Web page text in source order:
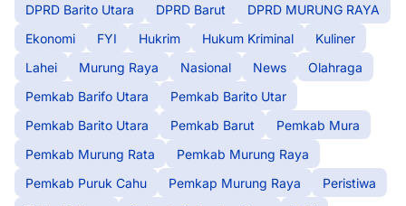
DPRD Barito Utara
DPRD Barut
DPRD MURUNG RAYA
Ekonomi
FYI Hukrim Hukum Kriminal
Kuliner
Lahei
Murung Raya Nasional News
Olahraga
Pemkab Barifo Utara
Pemkab Barito Utar
Pemkab Barito Utara
Pemkab Barut
Pemkab Mura
Pemkab Murung Rata
Pemkab Murung Raya
Pemkab Puruk Cahu
Pemkap Murung Raya
Peristiwa